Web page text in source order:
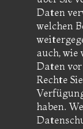
Daten
welchen
auch, wie
Daten
Rechte
haben.